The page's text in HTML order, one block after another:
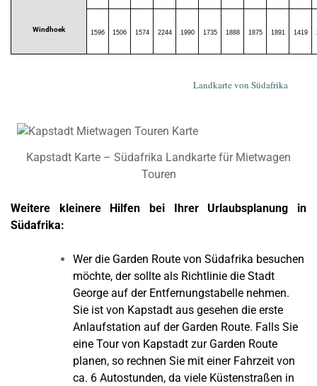
Windhoek 1596 1506 1574 2244 1990 1735 1888 1875 1891 1419
Landkarte von Südafrika
Kapstadt Karte – Südafrika Landkarte für Mietwagen
Touren
Weitere kleinere Hilfen bei Ihrer Urlaubsplanung in
Südafrika:
Wer die Garden Route von Südafrika besuchen
möchte, der sollte als Richtlinie die Stadt
George auf der Entfernungstabelle nehmen.
Sie ist von Kapstadt aus gesehen die erste
Anlaufstation auf der Garden Route. Falls Sie
eine Tour von Kapstadt zur Garden Route
planen, so rechnen Sie mit einer Fahrzeit von
ca. 6 Autostunden, da viele Küstenstraßen in